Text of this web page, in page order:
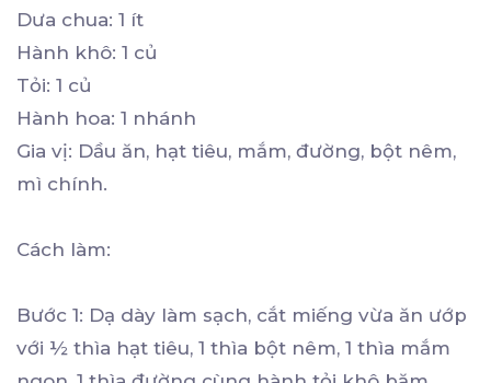
Dưa chua: 1 ít
Hành khô: 1 củ
Tỏi: 1 củ
Hành hoa: 1 nhánh
Gia vị: Dầu ăn, hạt tiêu, mắm, đường, bột nêm,
mì chính.
Cách làm:
Bước 1: Dạ dày làm sạch, cắt miếng vừa ăn ướp
với ½ thìa hạt tiêu, 1 thìa bột nêm, 1 thìa mắm